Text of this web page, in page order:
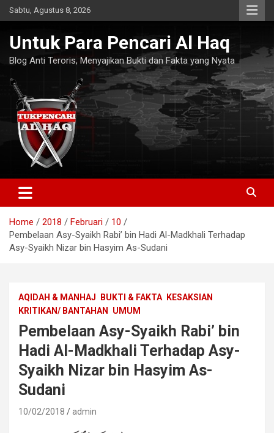
Skip
to
Sabtu, Agustus 8, 2026
Untuk Para Pencari Al Haq
Blog Anti Teroris, Menyajikan Bukti dan Fakta yang Nyata
Home 2018 Februari
10
Pembelaan Asy-Syaikh Rabi’ bin Hadi Al-Madkhali Terhadap
Asy-Syaikh Nizar bin Hasyim As-Sudani
AQIDAH & MANHAJ BUKTI & FAKTA
KESAKSIAN
KRITIKAN/ BANTAHAN
UMUM
Pembelaan Asy-Syaikh Rabi’ bin
Hadi Al-Madkhali Terhadap Asy-
Syaikh Nizar bin Hasyim As-
Sudani
10/02/2018 admin